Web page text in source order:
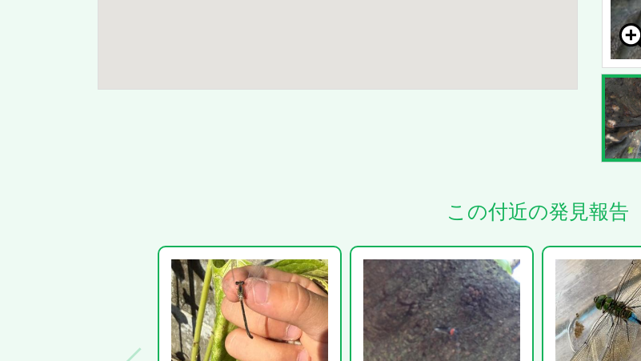
この付近の発見報告